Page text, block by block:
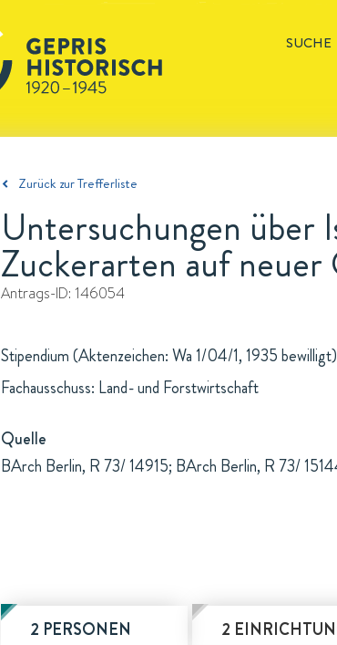
SUCHE
Zurück zur Trefferliste
Untersuchungen über
Zuckerarten auf neuer
Antrags-ID: 146054
Stipendium (Aktenzeichen: Wa 1/04/1, 1935 bewilligt)
Fachausschuss: Land- und Forstwirtschaft
Quelle
BArch Berlin, R 73/ 14915; BArch Berlin, R 73/
2 PERSONEN 2